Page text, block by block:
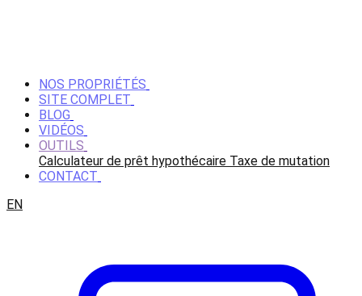
NOS PROPRIÉTÉS
SITE COMPLET
BLOG
VIDÉOS
OUTILS
Calculateur de prêt hypothécaire Taxe de mutation
CONTACT
EN